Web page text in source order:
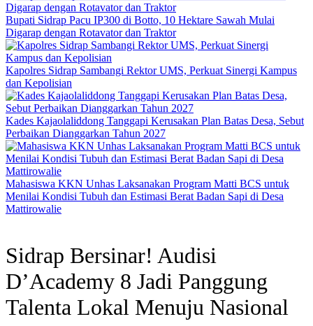
Bupati Sidrap Pacu IP300 di Botto, 10 Hektare Sawah Mulai
Digarap dengan Rotavator dan Traktor
Kapolres Sidrap Sambangi Rektor UMS, Perkuat Sinergi Kampus
dan Kepolisian
Kades Kajaolaliddong Tanggapi Kerusakan Plan Batas Desa, Sebut
Perbaikan Dianggarkan Tahun 2027
Mahasiswa KKN Unhas Laksanakan Program Matti BCS untuk
Menilai Kondisi Tubuh dan Estimasi Berat Badan Sapi di Desa
Mattirowalie
Sidrap Bersinar! Audisi
D’Academy 8 Jadi Panggung
Talenta Lokal Menuju Nasional